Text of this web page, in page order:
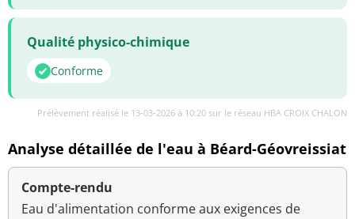
Qualité physico-chimique
Conforme
Prélèvement réalisé le 13-03-2026 à 10:20 sur le réseau HBA CROIX CHALON
Analyse détaillée de l'eau à Béard-Géovreissiat
Compte-rendu
Eau d'alimentation conforme aux exigences de